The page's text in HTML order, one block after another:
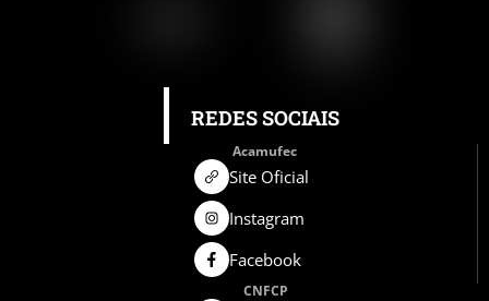
REDES SOCIAIS
Acamufec
Site Oficial
Instagram
Facebook
CNFCP